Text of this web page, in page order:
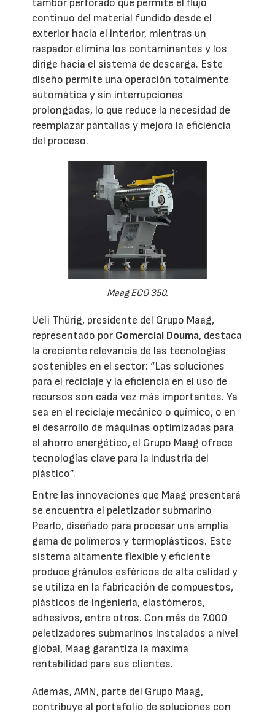
tambor perforado que permite el flujo
continuo del material fundido desde el
exterior hacia el interior, mientras un
raspador elimina los contaminantes y los
dirige hacia el sistema de descarga. Este
diseño permite una operación totalmente
automática y sin interrupciones
prolongadas, lo que reduce la necesidad de
reemplazar pantallas y mejora la eficiencia
del proceso.
Maag ECO 350.
Ueli Thürig, presidente del Grupo Maag,
representado por Comercial Douma, destaca
la creciente relevancia de las tecnologías
sostenibles en el sector: “Las soluciones
para el reciclaje y la eficiencia en el uso de
recursos son cada vez más importantes. Ya
sea en el reciclaje mecánico o químico, o en
el desarrollo de máquinas optimizadas para
el ahorro energético, el Grupo Maag ofrece
tecnologías clave para la industria del
plástico”.
Entre las innovaciones que Maag presentará
se encuentra el peletizador submarino
Pearlo, diseñado para procesar una amplia
gama de polímeros y termoplásticos. Este
sistema altamente flexible y eficiente
produce gránulos esféricos de alta calidad y
se utiliza en la fabricación de compuestos,
plásticos de ingeniería, elastómeros,
adhesivos, entre otros. Con más de 7.000
peletizadores submarinos instalados a nivel
global, Maag garantiza la máxima
rentabilidad para sus clientes.
Además, AMN, parte del Grupo Maag,
contribuye al portafolio de soluciones con